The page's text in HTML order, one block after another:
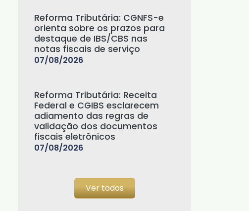
Reforma Tributária: CGNFS-e
orienta sobre os prazos para
destaque de IBS/CBS nas
notas fiscais de serviço
07/08/2026
Reforma Tributária: Receita
Federal e CGIBS esclarecem
adiamento das regras de
validação dos documentos
fiscais eletrônicos
07/08/2026
Ver todos